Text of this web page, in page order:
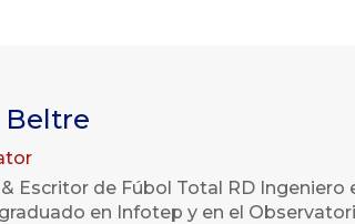
Beltre
Escritor de Fúbol Total RD
en Infotep y en el